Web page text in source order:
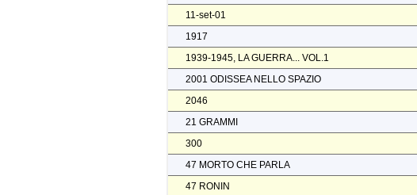
11-set-01
1917
1939-1945, LA GUERRA... VOL.1
2001 ODISSEA NELLO SPAZIO
2046
21 GRAMMI
300
47 MORTO CHE PARLA
47 RONIN